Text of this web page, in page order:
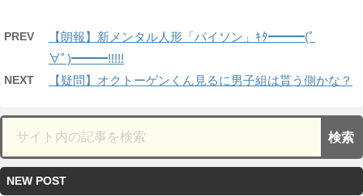
PREV
【朗報】新メンタル人形「パイソン」ｷﾀ━━━(ﾟ
∀ﾟ)━━━!!!!!
NEXT 【疑問】オクトーゲンくん見るに男子組は貰う側かな？
NEW POST